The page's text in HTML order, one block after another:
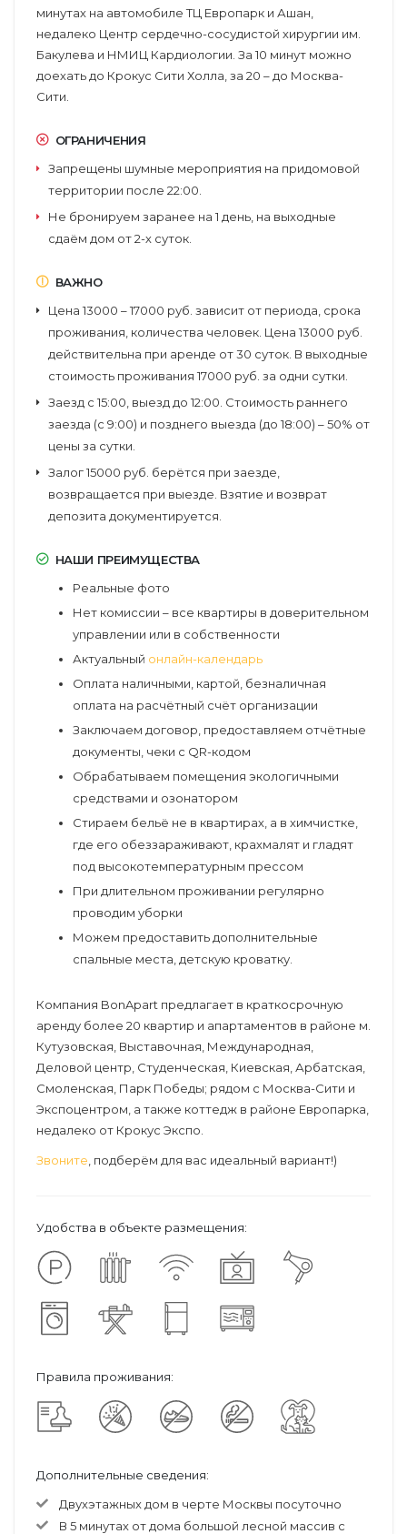
минутах на автомобиле ТЦ Европарк и Ашан,
недалеко Центр сердечно-сосудистой хирургии им.
Бакулева и НМИЦ Кардиологии. За 10 минут можно
доехать до Крокус Сити Холла, за 20 – до Москва-
Сити.
ОГРАНИЧЕНИЯ
Запрещены шумные мероприятия на придомовой
территории после 22:00.
Не бронируем заранее на 1 день, на выходные
сдаём дом от 2-х суток.
ВАЖНО
Цена 13000 – 17000 руб. зависит от периода, срока
проживания, количества человек. Цена 13000 руб.
действительна при аренде от 30 суток. В выходные
стоимость проживания 17000 руб. за одни сутки.
Заезд с 15:00, выезд до 12:00. Стоимость раннего
заезда (с 9:00) и позднего выезда (до 18:00) – 50% от
цены за сутки.
Залог 15000 руб. берётся при заезде,
возвращается при выезде. Взятие и возврат
депозита документируется.
НАШИ ПРЕИМУЩЕСТВА
Реальные фото
Нет комиссии – все квартиры в доверительном
управлении или в собственности
Актуальный онлайн-календарь
Оплата наличными, картой, безналичная
оплата на расчётный счёт организации
Заключаем договор, предоставляем отчётные
документы, чеки с QR-кодом
Обрабатываем помещения экологичными
средствами и озонатором
Стираем бельё не в квартирах, а в химчистке,
где его обеззараживают, крахмалят и гладят
под высокотемпературным прессом
При длительном проживании регулярно
проводим уборки
Можем предоставить дополнительные
спальные места, детскую кроватку.
Компания BonApart предлагает в краткосрочную
аренду более 20 квартир и апартаментов в районе м.
Кутузовская, Выставочная, Международная,
Деловой центр, Студенческая, Киевская, Арбатская,
Смоленская, Парк Победы; рядом с Москва-Сити и
Экспоцентром, а также коттедж в районе Европарка,
недалеко от Крокус Экспо.
Звоните , подберём для вас идеальный вариант!)
Удобства в объекте размещения:
Правила проживания:
Дополнительные сведения:
Двухэтажных дом в черте Москвы посуточно
В 5 минутах от дома большой лесной массив с